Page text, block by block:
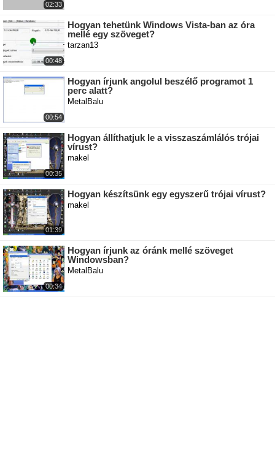
02:33
00:48
Hogyan tehetünk Windows Vista-ban az óra
mellé egy szöveget?
tarzan13
00:54
Hogyan írjunk angolul beszélő programot 1
perc alatt?
MetalBalu
00:35
Hogyan állíthatjuk le a visszaszámlálós trójai
vírust?
makel
01:39
Hogyan készítsünk egy egyszerű trójai vírust?
makel
00:34
Hogyan írjunk az óránk mellé szöveget
Windowsban?
MetalBalu